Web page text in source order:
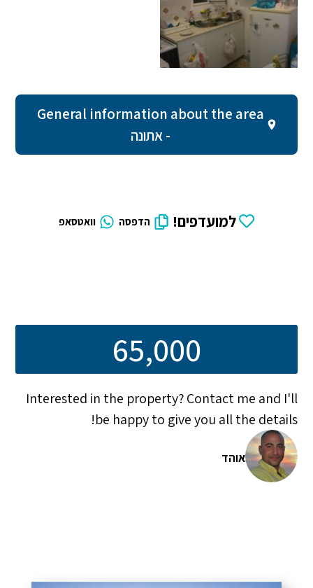
General information about the area
- אתונה
למועדפים! הדפסה וואטסאפ
65,000
Interested in the property? Contact me and I'll
be happy to give you all the details!
אוהד